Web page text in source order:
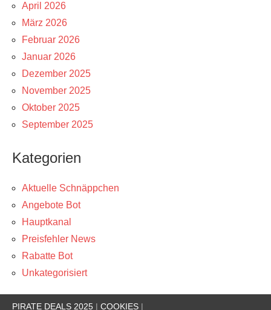
April 2026
März 2026
Februar 2026
Januar 2026
Dezember 2025
November 2025
Oktober 2025
September 2025
Kategorien
Aktuelle Schnäppchen
Angebote Bot
Hauptkanal
Preisfehler News
Rabatte Bot
Unkategorisiert
PIRATE DEALS 2025 | COOKIES |